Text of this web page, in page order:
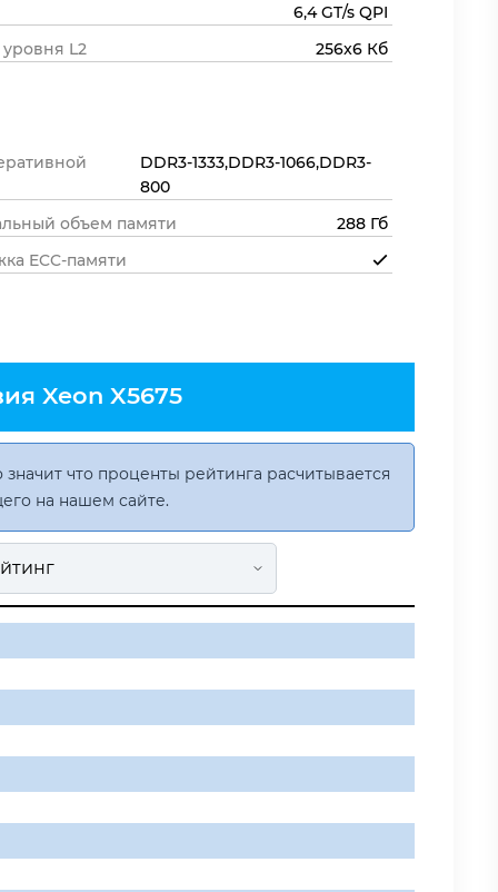
6,4 GT/s QPI
L2
256x6 Кб
DDR3-1333,DDR3-1066,DDR3-
800
объем памяти
288 Гб
ECC-памяти
Xeon X5675
что проценты рейтинга расчитывается
на нашем сайте.